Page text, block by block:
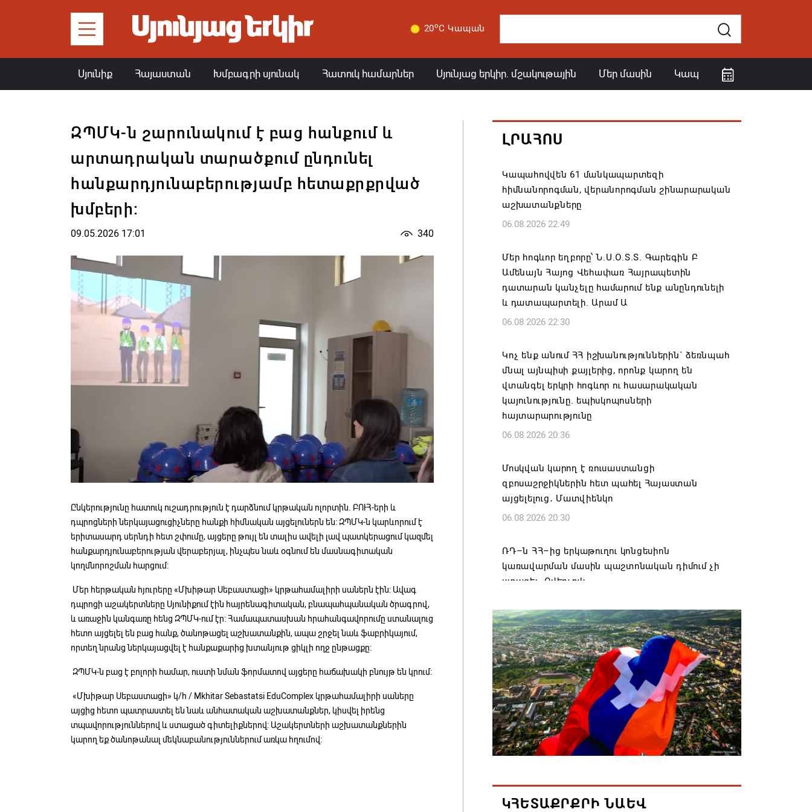
20oC Կապան
Սյունիք Հայաստան Խմբագրի սյունակ Հատուկ համարներ Սյունյաց երկիր. մշակութային Մեր մասին Կապ
ԶՊՄԿ-ն շարունակում է բաց հանքում և
արտադրական տարածքում ընդունել
հանքարդյունաբերությամբ հետաքրքրված
խմբերի:
09.05.2026 17:01 340
Ընկերությունը հատուկ ուշադրություն է դարձնում կրթական ոլորտին. ԲՈՒՀ-երի և
դպրոցների ներկայացուցիչները հանքի հիմնական այցելուներն են: ԶՊՄԿ-ն կարևորում է
երիտասարդ սերնդի հետ շփումը, այցերը թույլ են տալիս ավելի լավ պատկերացում կազմել
հանքարդյունաբերության վերաբերյալ, ինչպես նաև օգնում են մասնագիտական
կողմնորոշման հարցում:
Մեր հերթական հյուրերը «Մխիթար Սեբաստացի» կրթահամալիրի սաներն էին: Ավագ
դպրոցի աշակերտները Սյունիքում էին հայրենագիտական, բնապահպանական ծրագրով,
և առաջին կանգառը հենց ԶՊՄԿ-ում էր: Համապատասխան հրահանգավորումը ստանալուց
հետո այցելել են բաց հանք, ծանոթացել աշխատանքին, ապա շրջել նաև ֆաբրիկայում,
որտեղ նրանց ներկայացվել է հանքաքարից խտանյութ ցիկլի ողջ ընթացքը:
ԶՊՄԿ-ն բաց է բոլորի համար, ուստի նման ֆորմատով այցերը հաճախակի բնույթ են կրում:
«Մխիթար Սեբաստացի» կ/հ / Mkhitar Sebastatsi EduComplex կրթահամալիրի սաները
այցից հետո պատրաստել են նաև անհատական աշխատանքներ, կիսվել իրենց
տպավորություններով և ստացած գիտելիքներով: Աշակերտների աշխատանքներին
կարող եք ծանոթանալ մեկնաբանություններում առկա հղումով:
ԼՐԱՀՈՍ
Կապահովվեն 61 մանկապարտեզի
հիմնանորոգման, վերանորոգման շինարարական
աշխատանքները
06.08.2026 22:49
Մեր հոգևոր եղբորը՝ Ն.Ս.Օ.Տ.Տ. Գարեգին Բ
Ամենայն Հայոց Վեհափառ Հայրապետին
դատարան կանչելը համարում ենք անընդունելի
և դատապարտելի. Արամ Ա
06.08.2026 22:30
Կոչ ենք անում ՀՀ իշխանություններին` ձեռնպահ
մնալ այնպիսի քայլերից, որոնք կարող են
վտանգել երկրի հոգևոր ու հասարակական
կայունությունը. եպիսկոպոսների
հայտարարությունը
06.08.2026 20:36
Մոսկվան կարող է ռուսաստանցի
զբոսաշրջիկներին հետ պահել Հայաստան
այցելելուց․ Մատվիենկո
06.08.2026 20:30
ՌԴ–ն ՀՀ–ից երկաթուղու կոնցեսիոն
կառավարման մասին պաշտոնական դիմում չի
ստացել. Օվերչուկ
Հայաստանյայց Առաքելական Եկեղեցու
առաջնորդը կկանգնի դատարանի առջև՝
կառավարության հետ խորացող
հակամարտության պատճառով․ Reuters-ի
արձագանքը
06.08.2026 18:41
Ռուսաստանից Ադրբեջանի տարածքով
06.08.2026 17:52
ԿՀԵՏԱՔՐՔՐԻ ՆԱԵՎ